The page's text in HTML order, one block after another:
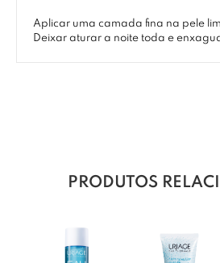
Aplicar uma camada fina na pele
Deixar aturar a noite toda e
PRODUTOS